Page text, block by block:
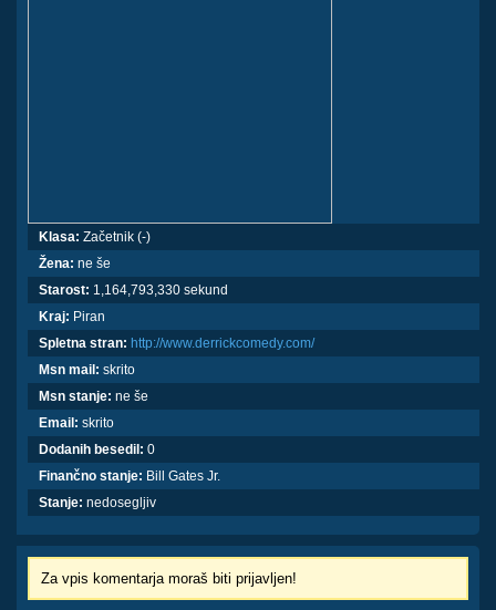
Klasa: Začetnik (-)
Žena: ne še
Starost: 1,164,793,330 sekund
Kraj: Piran
Spletna stran: http://www.derrickcomedy.com/
Msn mail: skrito
Msn stanje: ne še
Email: skrito
Dodanih besedil: 0
Finančno stanje: Bill Gates Jr.
Stanje: nedosegljiv
Za vpis komentarja moraš biti prijavljen!